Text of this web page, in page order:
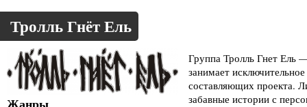
Тролль Гнёт Ель
Группа Тролль Гнет Ель
занимает
составляющих проекта.
забавные истории с